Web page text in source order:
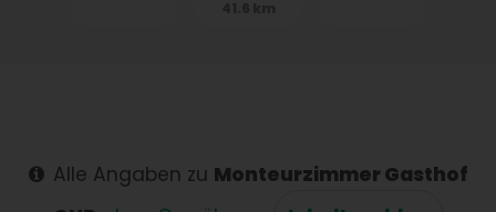
Alle Angaben zu Monteurzimmer Gasthof